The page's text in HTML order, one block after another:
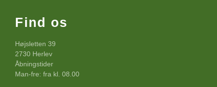
Find os
Højsletten 39
2730 Herlev
Åbningstider
Man-fre: fra kl. 08.00